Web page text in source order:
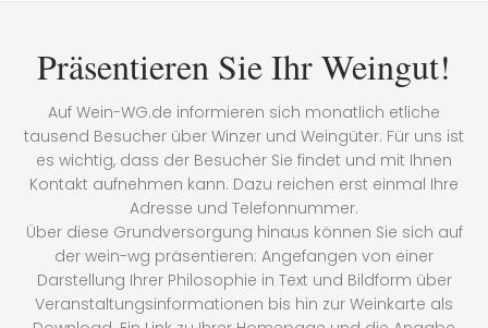
Präsentieren Sie Ihr Weingut!
Auf Wein-WG.de informieren sich monatlich etliche
tausend Besucher über Winzer und Weingüter. Für uns ist
es wichtig, dass der Besucher Sie findet und mit Ihnen
Kontakt aufnehmen kann. Dazu reichen erst einmal Ihre
Adresse und Telefonnummer.
Über diese Grundversorgung hinaus können Sie sich auf
der wein-wg präsentieren: Angefangen von einer
Darstellung Ihrer Philosophie in Text und Bildform über
Veranstaltungsinformationen bis hin zur Weinkarte als